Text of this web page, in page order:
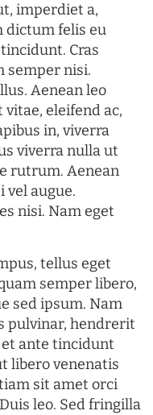
imperdiet a,
dictum felis eu
Cras
semper nisi.
Aenean leo
eleifend ac,
in, viverra
viverra nulla ut
rutrum. Aenean
augue.
nisi. Nam eget
tellus eget
semper libero,
sed ipsum. Nam
pulvinar, hendrerit
et ante tincidunt
libero venenatis
sit amet orci
leo. Sed fringilla